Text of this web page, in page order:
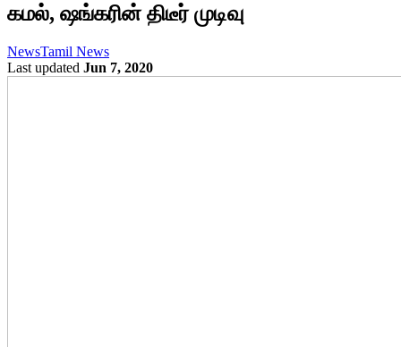
கமல், ஷங்கரின் திடீர் முடிவு
NewsTamil News
Last updated Jun 7, 2020